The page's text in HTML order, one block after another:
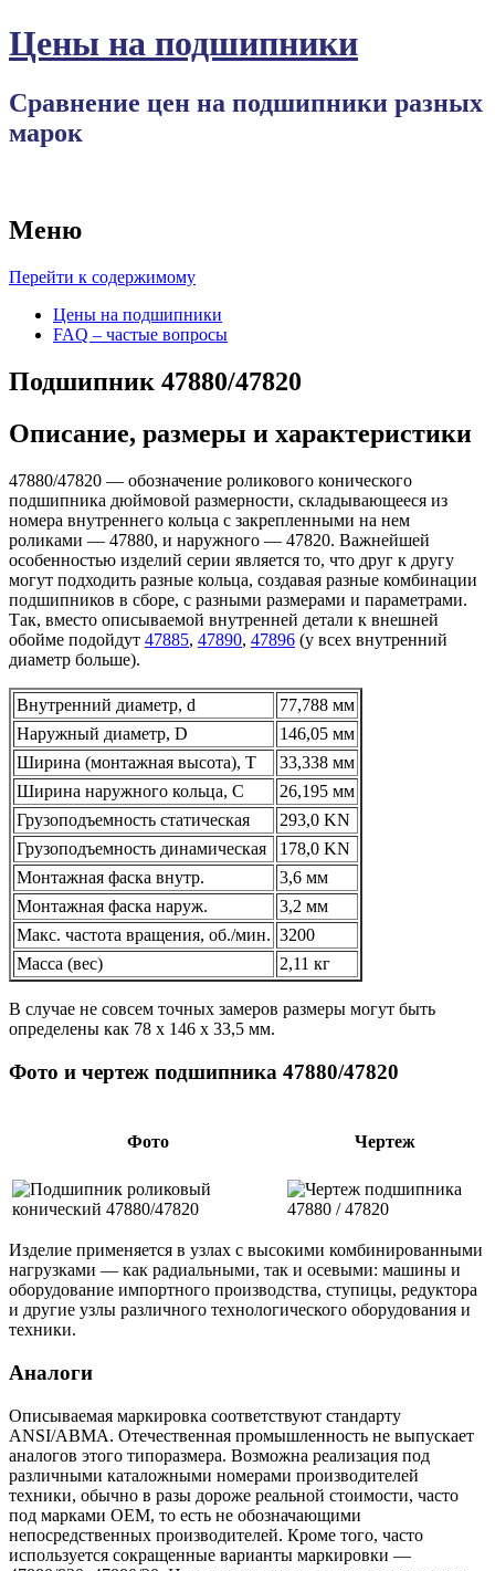
Цены на подшипники
Сравнение цен на подшипники разных
марок
Меню
Перейти к содержимому
Цены на подшипники
FAQ – частые вопросы
Подшипник 47880/47820
Описание, размеры и характеристики
47880/47820 — обозначение роликового конического
подшипника дюймовой размерности, складывающееся из
номера внутреннего кольца с закрепленными на нем
роликами — 47880, и наружного — 47820. Важнейшей
особенностью изделий серии является то, что друг к другу
могут подходить разные кольца, создавая разные комбинации
подшипников в сборе, с разными размерами и параметрами.
Так, вместо описываемой внутренней детали к внешней
обойме подойдут 47885, 47890, 47896 (у всех внутренний
диаметр больше).
Внутренний диаметр, d
77,788 мм
Наружный диаметр, D
146,05 мм
Ширина (монтажная высота), T
33,338 мм
Ширина наружного кольца, С
26,195 мм
Грузоподъемность статическая
293,0 KN
Грузоподъемность динамическая
178,0 KN
Монтажная фаска внутр.
3,6 мм
Монтажная фаска наруж.
3,2 мм
Макс. частота вращения, об./мин. 3200
Масса (вес)
2,11 кг
В случае не совсем точных замеров размеры могут быть
определены как 78 х 146 х 33,5 мм.
Фото и чертеж подшипника 47880/47820
Фото Чертеж
Изделие применяется в узлах с высокими комбинированными
нагрузками — как радиальными, так и осевыми: машины и
оборудование импортного производства, ступицы, редуктора
и другие узлы различного технологического оборудования и
техники.
Аналоги
Описываемая маркировка соответствуют стандарту
ANSI/ABMA. Отечественная промышленность не выпускает
аналогов этого типоразмера. Возможна реализация под
различными каталожными номерами производителей
техники, обычно в разы дороже реальной стоимости, часто
под марками OEM, то есть не обозначающими
непосредственных производителей. Кроме того, часто
используется сокращенные варианты маркировки —